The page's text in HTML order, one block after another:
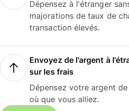
Dépensez à l'étranger
majorations de taux de
transaction élevés.
Envoyez de l'argent à
sur les frais
Dépensez votre argent
où que vous alliez.